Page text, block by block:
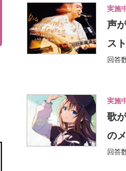
実施
声
ス
回答
実施
歌
の
回答